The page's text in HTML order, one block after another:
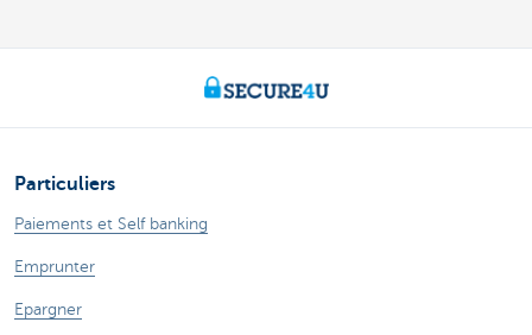
Particuliers
Paiements et Self banking
Emprunter
Epargner